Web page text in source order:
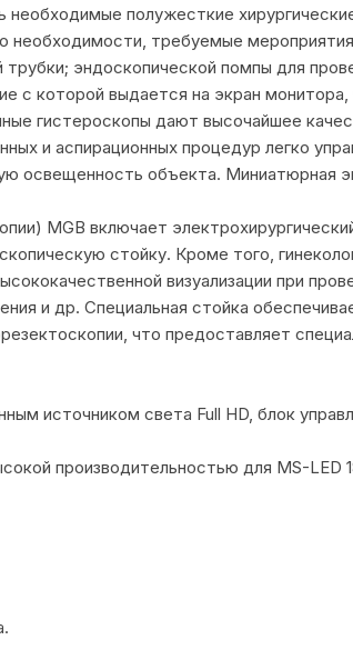
необходимые полужесткие
необходимости, требуемые
эндоскопической помпы для
с которой выдается на экран монитора,
гистероскопы дают высочайшее
и аспирационных процедур легко
освещенность объекта. Миниатюрная
MGB включает
стойку. Кроме того,
визуализации при
и др. Специальная стойка
что предоставляет
источником света Full HD, блок
производительностью для MS-LED